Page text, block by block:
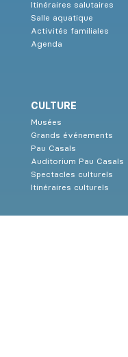
Itinéraires salutaires
Salle aquatique
Activités familiales
Agenda
CULTURE
Musées
Grands événements
Pau Casals
Auditorium Pau Casals
Spectacles culturels
Itinéraires culturels